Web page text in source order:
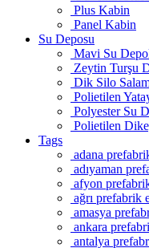
Plus Kabin
Panel Kabin
Su Deposu
Mavi Su
Zeytin Turşu
Dik Silo
Polietilen
Polyester Su
Polietilen
Tags
adana
adıyaman
afyon
ağrı prefabrik
amasya
ankara
antalya